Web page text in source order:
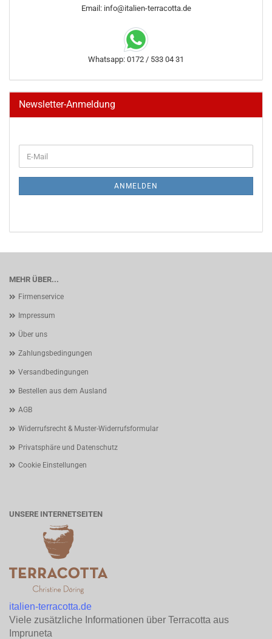
Email: info@italien-terracotta.de
Whatsapp: 0172 / 533 04 31
Newsletter-Anmeldung
ZUR
E-
Mail
ANMELDEN
MEHR ÜBER...
Firmenservice
Impressum
Über uns
Zahlungsbedingungen
Versandbedingungen
Bestellen aus dem Ausland
AGB
Widerrufsrecht & Muster-Widerrufsformular
Privatsphäre und Datenschutz
Cookie Einstellungen
UNSERE INTERNETSEITEN
italien-terracotta.de
Viele zusätzliche Informationen über Terracotta aus
Impruneta